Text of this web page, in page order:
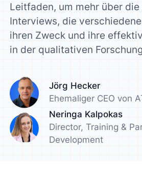
Leitfaden, um mehr über
Interviews, die
ihren Zweck und ihre
in der qualitativen
Jörg Hecker
Ehemaliger CEO von
Neringa Kalpokas
Director, Training &
Development